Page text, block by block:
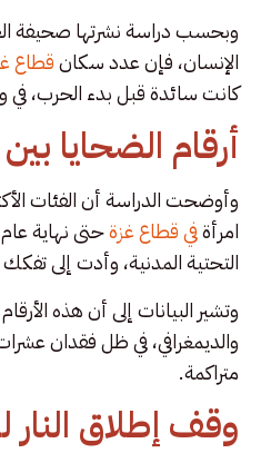
وبحسب دراسة نشرتها صحيفة
الإنسان، فإن عدد سكانقطاع
كانت سائدة قبل بدء الحرب، في
أرقام الضحايا
امرأةفي قطاع غزة
التحتية المدنية، وأدت إلى
وتشير البيانات إلى أن هذه
والديمغرافي، في ظل فقدان
متراكمة.
وقف إطلاق